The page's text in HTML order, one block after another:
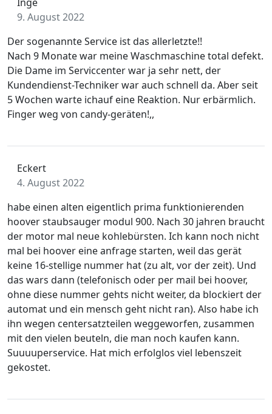
9. August 2022
Der sogenannte Service ist das allerletzte!!
Nach 9 Monate war meine Waschmaschine total defekt.
Die Dame im Serviccenter war ja sehr nett, der
Kundendienst-Techniker war auch schnell da. Aber seit
5 Wochen warte ichauf eine Reaktion. Nur erbärmlich.
Finger weg von candy-geräten!,,
Eckert
4. August 2022
habe einen alten eigentlich prima funktionierenden
hoover staubsauger modul 900. Nach 30 jahren braucht
der motor mal neue kohlebürsten. Ich kann noch nicht
mal bei hoover eine anfrage starten, weil das gerät
keine 16-stellige nummer hat (zu alt, vor der zeit). Und
das wars dann (telefonisch oder per mail bei hoover,
ohne diese nummer gehts nicht weiter, da blockiert der
automat und ein mensch geht nicht ran). Also habe ich
ihn wegen centersatzteilen weggeworfen, zusammen
mit den vielen beuteln, die man noch kaufen kann.
Suuuuperservice. Hat mich erfolglos viel lebenszeit
gekostet.